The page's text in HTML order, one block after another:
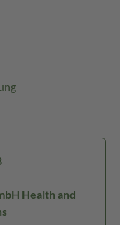
Health and